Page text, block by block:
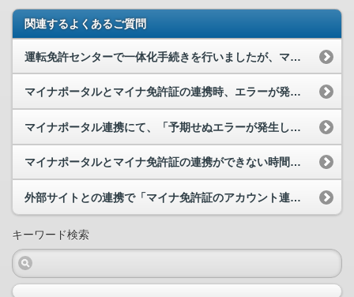
関連するよくあるご質問
運転免許センターで一体化手続きを行いましたが、マイナポータルでは未連携と表示されており、運転免...
マイナポータルとマイナ免許証の連携時、エラーが発生して連携をすることができません。どうすればよ...
マイナポータル連携にて、「予期せぬエラーが発生しました。このウィンドウを閉じてください。」と表...
マイナポータルとマイナ免許証の連携ができない時間帯はありますか。
外部サイトとの連携で「マイナ免許証のアカウント連携解除処理に失敗しました」と表示されています。...
キーワード検索